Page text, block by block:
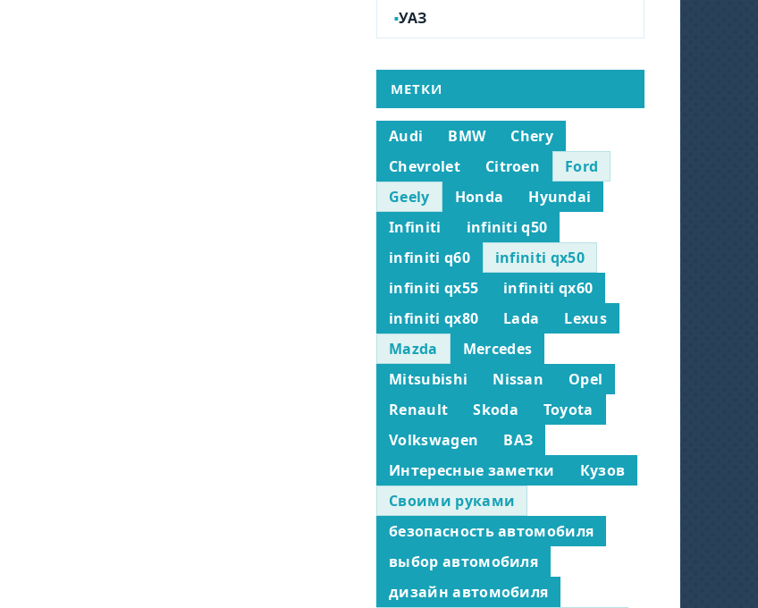
УАЗ
МЕТКИ
Audi BMW
Chery
Chevrolet
Citroen
Ford
Geely
Honda
Hyundai
Infiniti
infiniti q50
infiniti q60
infiniti qx50
infiniti qx55
infiniti qx60
infiniti qx80
Lada
Lexus
Mazda
Mercedes
Mitsubishi
Nissan
Opel
Renault
Skoda
Toyota
Volkswagen
ВАЗ
Интересные заметки
Кузов
Своими руками
безопасность автомобиля
выбор автомобиля
дизайн автомобиля